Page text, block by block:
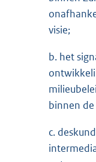
visie;
b. het
binnen
c.